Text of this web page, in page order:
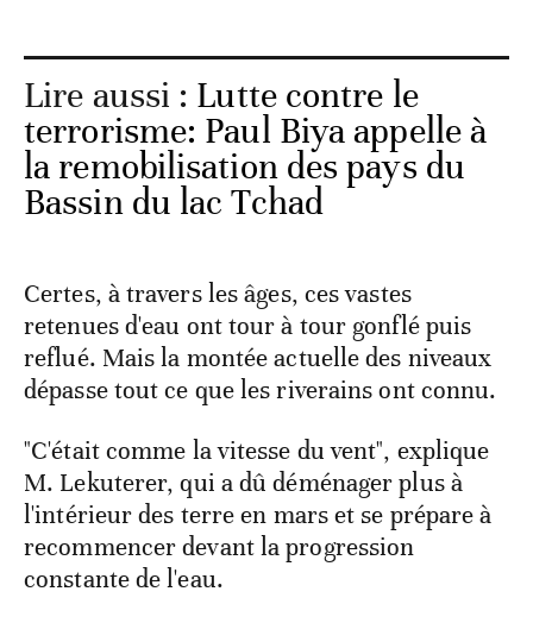
Lire aussi : Lutte contre le
terrorisme: Paul Biya appelle à
la remobilisation des pays du
Bassin du lac Tchad
Certes, à travers les âges, ces vastes
retenues d'eau ont tour à tour gonflé puis
reflué. Mais la montée actuelle des niveaux
dépasse tout ce que les riverains ont connu.
"C'était comme la vitesse du vent", explique
M. Lekuterer, qui a dû déménager plus à
l'intérieur des terre en mars et se prépare à
recommencer devant la progression
constante de l'eau.